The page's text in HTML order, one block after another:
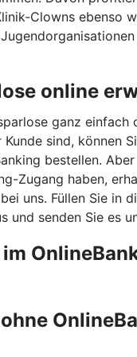
Clowns ebenso
online
ganz einfach
sind, können
bestellen.
Zugang haben,
uns. Füllen Sie in
und senden Sie es